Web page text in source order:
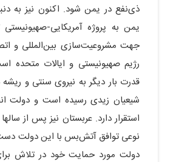
ذی‌نفع در یمن شود. اکنون نیز به
یمن به پروژه آمریکایی-صهیونیستی
جهت مشروعیت‌سازی بین‌المللی و
رژیم صهیونیستی و ایالات متحده
قدرت بار دیگر به نیروی سنتی و ریشه
شیعیان زیدی رسیده است و دولت
استقرار دارد. عربستان نیز پس‌ از
نوعی توافق آتش‌بس با این دولت
دولت مورد حمایت خود در تلاش